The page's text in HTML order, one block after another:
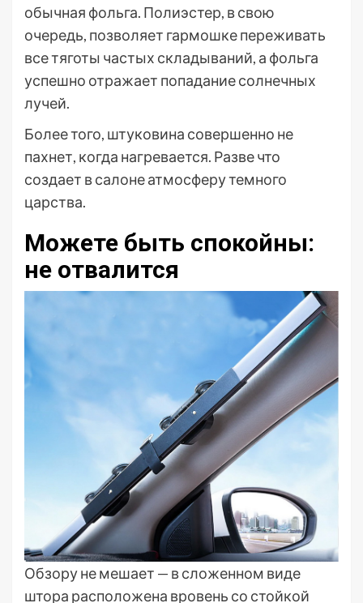
обычная фольга. Полиэстер, в свою
очередь, позволяет гармошке переживать
все тяготы частых складываний, а фольга
успешно отражает попадание солнечных
лучей.
Более того, штуковина совершенно не
пахнет, когда нагревается. Разве что
создает в салоне атмосферу темного
царства.
Можете быть спокойны:
не отвалится
Обзору не мешает — в сложенном виде
штора расположена вровень со стойкой